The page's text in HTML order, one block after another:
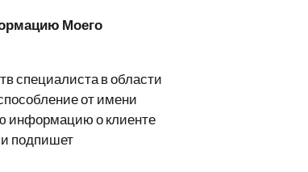
Моего
специалиста в области
от имени
информацию о клиенте
и подпишет